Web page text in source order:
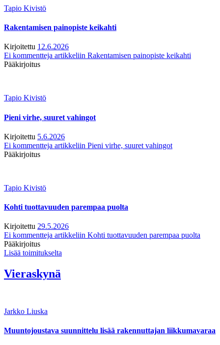
Tapio Kivistö
Rakentamisen painopiste keikahti
Kirjoitettu 12.6.2026
Ei kommentteja artikkeliin Rakentamisen painopiste keikahti
Pääkirjoitus
Tapio Kivistö
Pieni virhe, suuret vahingot
Kirjoitettu 5.6.2026
Ei kommentteja artikkeliin Pieni virhe, suuret vahingot
Pääkirjoitus
Tapio Kivistö
Kohti tuottavuuden parempaa puolta
Kirjoitettu 29.5.2026
Ei kommentteja artikkeliin Kohti tuottavuuden parempaa puolta
Pääkirjoitus
Lisää toimitukselta
Vieraskynä
Jarkko Liuska
Muuntojoustava suunnittelu lisää rakennuttajan liikkumavaraa